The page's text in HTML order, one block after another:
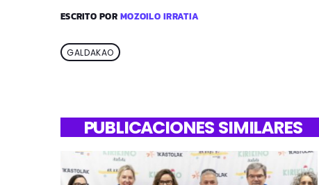
ESCRITO PORMOZOILO IRRATIA
GALDAKAO
PUBLICACIONES SIMILARES